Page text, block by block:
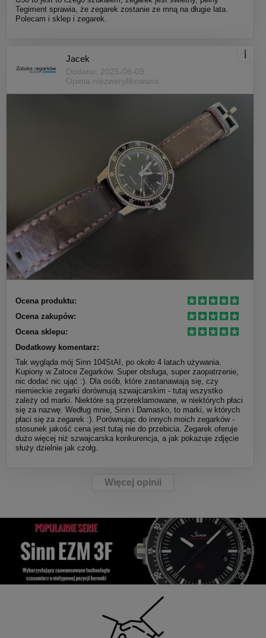
Tegiment sprawia, że zegarek zostanie ze mną na długie lata.
Polecam i sklep i zegarek.
Jacek
Dodano: 2025-06-09
Opinia niezweryfikowana
Ocena produktu:
Ocena zakupów:
Ocena sklepu:
Dodatkowy komentarz:
Tak wygląda mój Sinn 104StAI, po około 4 latach używania.
Kupiony w Zatoce Zegarków. Super obsługa, super zaopatrzenie,
nic dodać nic ująć :). Dla osób, które zastanawiają się, czy
niemieckie zegarki dorównują szwajcarskim - tutaj wszystko
zależy od marki. Niektóre są przereklamowane, w niektórych płaci
się za nazwę. Według mnie, Sinn i Damasko, to marki, w których
płaci się za zegarek :). Porównując do innych moich zegarków -
stosunek jakość cena jest tutaj nie do przebicia. Zegarek oferuje
dużo więcej niż szwajcarska konkurencja, a jak pokazuje zdjęcie
służy dzielnie jak czołg.
Więcej opinii